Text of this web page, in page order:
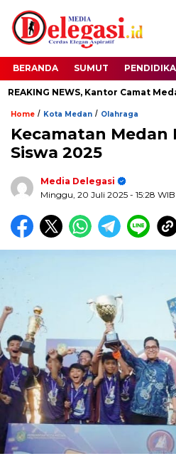
BERANDA SUMUT
NEWS, Kantor Camat Medan
Home / Kota Medan / Olahraga
Kecamatan Medan
Siswa 2025
Media Delegasi
Minggu, 20 Juli 2025 - 15:28 WIB